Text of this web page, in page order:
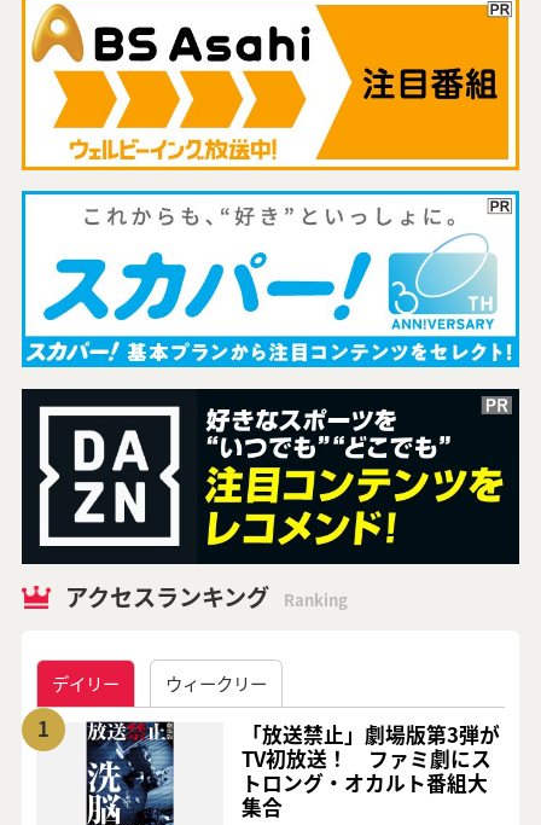
アクセスランキング Ranking
デイリー ウィークリー
1
「放送禁止」劇場版第3弾が
TV初放送！ ファミ劇にス
トロング・オカルト番組大
集合